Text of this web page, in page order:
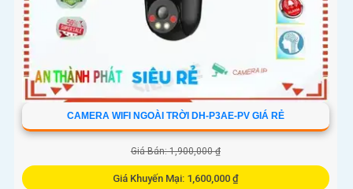
CAMERA WIFI NGOÀI TRỜI DH-P3AE-PV GIÁ RẺ
Giá Bán: 1,900,000 ₫
Giá Khuyến Mại: 1,600,000 ₫